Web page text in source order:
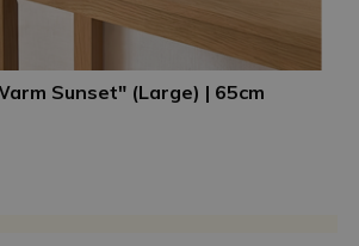
Sunset" (Large) | 65cm